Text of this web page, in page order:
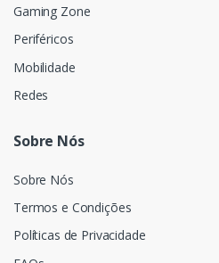
Gaming Zone
Periféricos
Mobilidade
Redes
Sobre Nós
Sobre Nós
Termos e Condições
Políticas de Privacidade